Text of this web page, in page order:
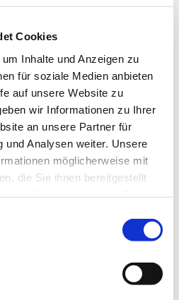
Cookies
Inhalte und Anzeigen zu
für soziale Medien anbieten
auf unsere Website zu
wir Informationen zu Ihrer
an unsere Partner für
und Analysen weiter. Unsere
möglicherweise mit
die Sie ihnen bereitgestellt